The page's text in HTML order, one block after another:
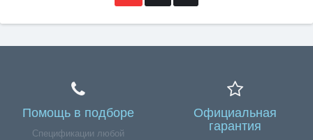
Помощь в подборе
Спецификации любой
Официальная
гарантия